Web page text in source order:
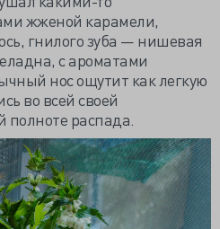
жженой карамели,
гнилого зуба — нишевая
с ароматами
нос ощутит как легкую
во всей своей
распада.